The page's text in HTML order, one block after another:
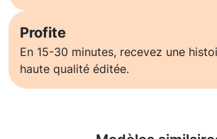
Profite
En 15-30 minutes, recevez une
haute qualité éditée.
En savoir plus